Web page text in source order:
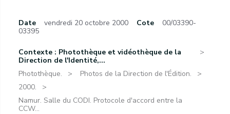
Date vendredi 20 octobre 2000 Cote
00/03390-
03395
Contexte : Photothèque et vidéothèque de la
Direction de l'Identité,...
Photothèque.
Photos de la Direction de l'Édition.
2000.
Namur. Salle du CODI. Protocole d'accord entre la
CCW...